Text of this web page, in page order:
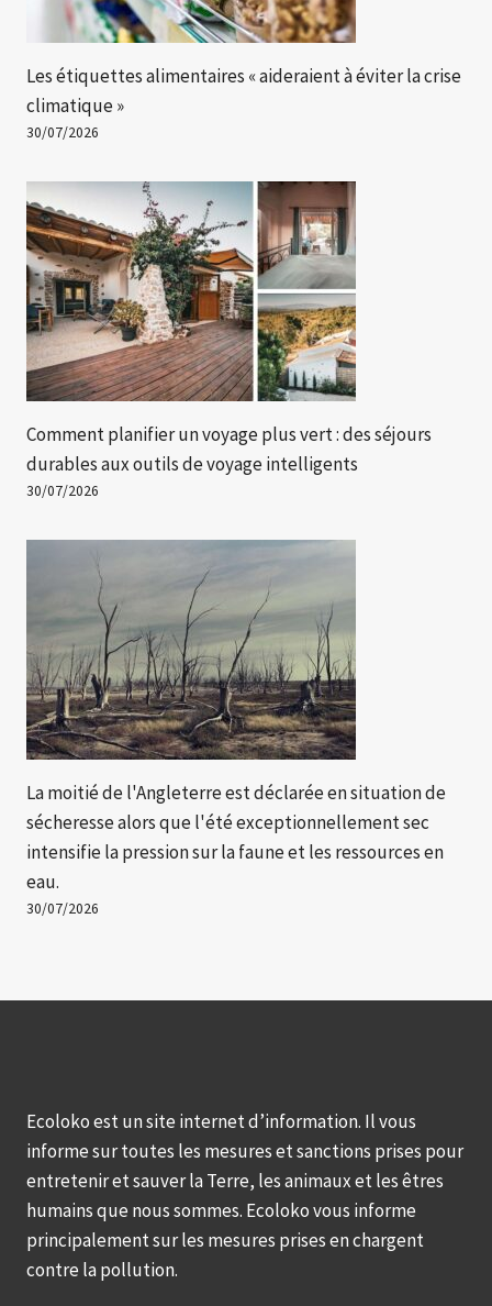
Les étiquettes alimentaires « aideraient à éviter la crise
climatique »
30/07/2026
Comment planifier un voyage plus vert : des séjours
durables aux outils de voyage intelligents
30/07/2026
La moitié de l'Angleterre est déclarée en situation de
sécheresse alors que l'été exceptionnellement sec
intensifie la pression sur la faune et les ressources en
eau.
30/07/2026
Ecoloko est un site internet d’information. Il vous
informe sur toutes les mesures et sanctions prises pour
entretenir et sauver la Terre, les animaux et les êtres
humains que nous sommes. Ecoloko vous informe
principalement sur les mesures prises en chargent
contre la pollution.